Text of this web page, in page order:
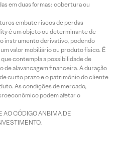
em duas formas: cobertura ou
embute riscos de perdas
é um objeto ou determinante de
instrumento derivativo, podendo
valor mobiliário ou produto físico. É
contempla a possibilidade de
de alavancagem financeira. A duração
curto prazo e o patrimônio do cliente
As condições de mercado,
podem afetar o
AO CÓDIGO ANBIMA DE